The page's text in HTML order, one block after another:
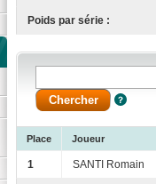
Poids par série :
Place Joueur
1 SANTI Romain